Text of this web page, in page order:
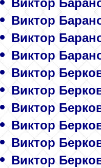
Виктор
Виктор
Виктор
Виктор
Виктор
Виктор
Виктор
Виктор
Виктор